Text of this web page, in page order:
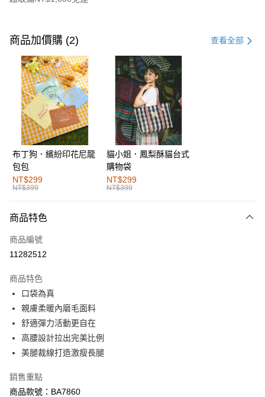
信用卡一次付款
購物金
超商取貨付款
LINE Pay
街口支付
運送方式
全家取貨付款
每筆NT$60，滿NT$1,000(含以上)免運費
付款後全家取貨
萊爾富取貨付款
付款後萊爾富取貨
每筆NT$60，滿NT$1,000(含以上)免運費
7-11取貨付款
每筆NT$60，滿NT$1,000(含以上)免運費
每筆NT$60，滿NT$1,000(含以上)免運費
商品加價購 (2) 查看全部
布丁狗．繽紛印花尼龍
包包
NT$299
NT$399
貓小姐．鳳梨酥貓台式
購物袋
NT$299
NT$399
商品特色
商品編號
11282512
商品特色
口袋為真
親膚柔暖內磨毛面料
舒適彈力活動更自在
高腰設計拉出完美比例
美腿裁線打造激瘦長腿
銷售重點
商品款號：BA7860